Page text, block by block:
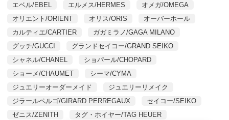
エベル/EBEL
エルメス/HERMES
オメガ/OMEGA
オリエント/ORIENT
オリス/ORIS
オーバーホール
カルティエ/CARTIER
ガガミラノ/GAGA MILANO
グッチ/GUCCI
グランドセイコー/GRAND SEIKO
シャネル/CHANEL
ショパール/CHOPARD
ショーメ/CHAUMET
シーマ/CYMA
ジュエリーオーダーメイド
ジュエリーリメイク
ジラールペルゴ/GIRARD PERREGAUX
セイコー/SEIKO
ゼニス/ZENITH
タグ・ホイヤー/TAG HEUER